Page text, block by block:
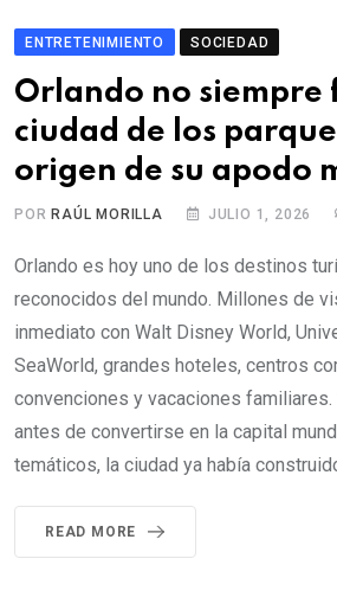
ENTRETENIMIENTO SOCIEDAD
Orlando no siempre
ciudad de los
origen de su apodo
POR RAÚL MORILLA JULIO 1, 2026
Orlando es hoy uno de los destinos
reconocidos del mundo. Millones de
inmediato con Walt Disney World,
SeaWorld, grandes hoteles, centros
convenciones y vacaciones familiares.
antes de convertirse en la capital
temáticos, la ciudad ya había
READ MORE